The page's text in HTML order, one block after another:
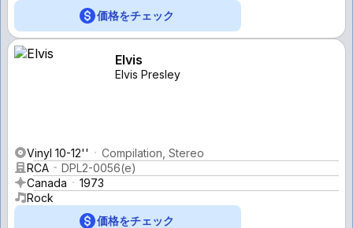
価格をチェック
Elvis
Elvis Presley
Vinyl 10-12''
Compilation, Stereo
RCA
DPL2-0056(e)
Canada
1973
Rock
価格をチェック